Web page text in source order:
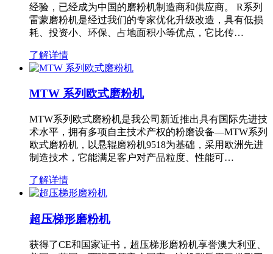
经验，已经成为中国的磨粉机制造商和供应商。 R系列
雷蒙磨粉机是经过我们的专家优化升级改造，具有低损
耗、投资小、环保、占地面积小等优点，它比传…
了解详情
MTW 系列欧式磨粉机
MTW系列欧式磨粉机是我公司新近推出具有国际先进技
术水平，拥有多项自主技术产权的粉磨设备—MTW系列
欧式磨粉机，以悬辊磨粉机9518为基础，采用欧洲先进
制造技术，它能满足客户对产品粒度、性能可…
了解详情
超压梯形磨粉机
获得了CE和国家证书，超压梯形磨粉机享誉澳大利亚、